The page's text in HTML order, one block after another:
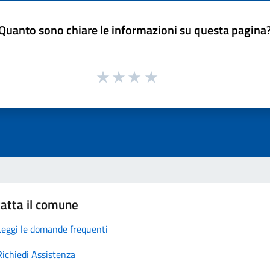
sono chiare le informazioni su questa
il comune
le domande frequenti
Assistenza